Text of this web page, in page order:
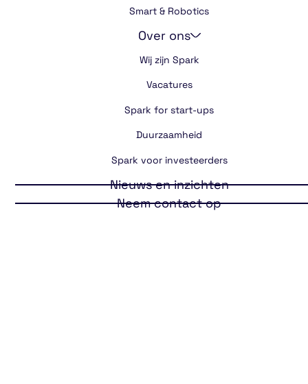
Smart & Robotics
Over ons
Wij zijn Spark
Vacatures
Spark for start-ups
Duurzaamheid
Spark voor investeerders
Nieuws en inzichten
Neem contact op